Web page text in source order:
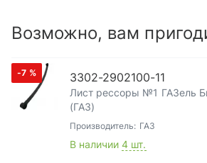
Возможно, вам
-7 % 3302-2902100-11
Лист рессоры №1 ГАЗель
(ГАЗ)
Производитель: ГАЗ
В наличии 4 шт.